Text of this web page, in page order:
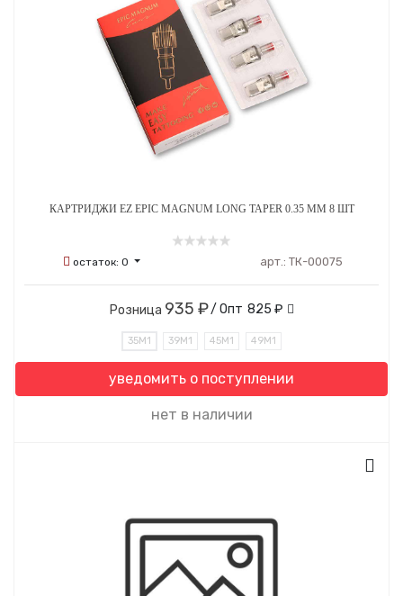
КАРТРИДЖИ EZ EPIC MAGNUM LONG TAPER 0.35 ММ 8 ШТ
остаток: 0 арт.: ТК-00075
Розница 935 ₽/ Опт 825 ₽
35M1 39M1 45M1 49M1
уведомить о поступлении
нет в наличии